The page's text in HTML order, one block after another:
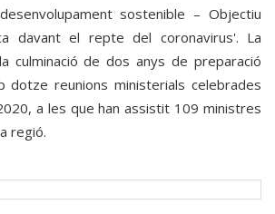
sostenible – Objectiu
davant el repte del coronavirus'. La
culminació de dos anys de preparació
dotze reunions ministerials celebrades
a les que han assistit 109 ministres
regió.